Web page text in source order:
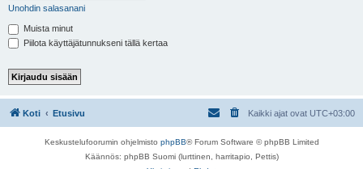
Unohdin salasanani
Muista minut
Piilota käyttäjätunnukseni tällä kertaa
Koti Etusivu Kaikki ajat ovat UTC+03:00
Keskustelufoorumin ohjelmisto phpBB® Forum Software © phpBB Limited
Käännös: phpBB Suomi (lurttinen, harritapio, Pettis)